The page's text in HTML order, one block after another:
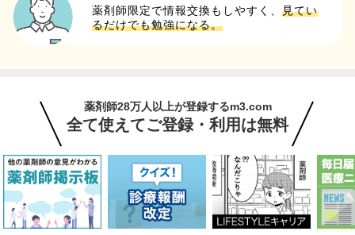
薬剤師限定で情報交換もしやすく、 見てい
るだけでも勉強になる。
薬剤師28万人以上が登録するm3.com
全て使えてご登録・利用は無料